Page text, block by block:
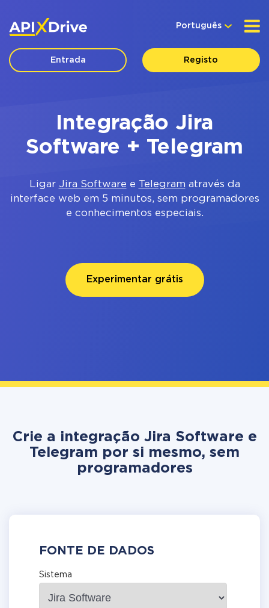
Português
Entrada Registo
Integração Jira
Software + Telegram
Ligar Jira Software e Telegram através da
interface web em 5 minutos, sem programadores
e conhecimentos especiais.
Experimentar grátis
Crie a integração Jira Software e
Telegram por si mesmo, sem
programadores
FONTE DE DADOS
Sistema